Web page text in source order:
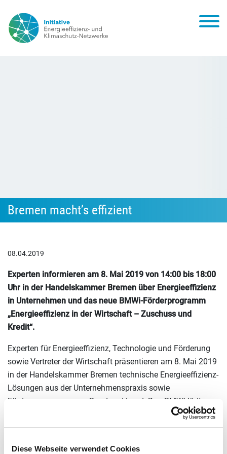
Diese Webseite verwendet Cookies
Bremen macht’s effizient
08.04.2019
Experten informieren am 8. Mai 2019 von 14:00 bis 18:00
Uhr in der Handelskammer Bremen über Energieeffizienz
in Unternehmen und das neue BMWi-Förderprogramm
„Energieeffizienz in der Wirtschaft – Zuschuss und
Kredit“.
Experten für Energieeffizienz, Technologie und Förderung
sowie Vertreter der Wirtschaft präsentieren am 8. Mai 2019
in der Handelskammer Bremen technische Energieeffizienz-
Lösungen aus der Unternehmenspraxis sowie
Förderprogramme von Bund und Land. Das BMWi lädt
Unternehmensvertreter aller Größen und Branchen
gemeinsam mit der Geschäftsstelle Umwelt Unternehmen